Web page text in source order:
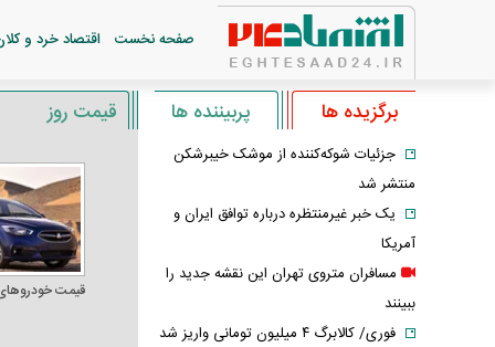
صفحه نخست اقتصاد خرد و
قیمت روز
قیمت
برگزیده ها پربیننده ها
جزئیات شوکه‌کننده از موشک خیبرشکن
منتشر شد
یک خبر غیرمنتظره درباره توافق ایران و
آمریکا
مسافران متروی تهران این نقشه جدید را
ببینند
فوری/ کالابرگ ۴ میلیون تومانی واریز شد